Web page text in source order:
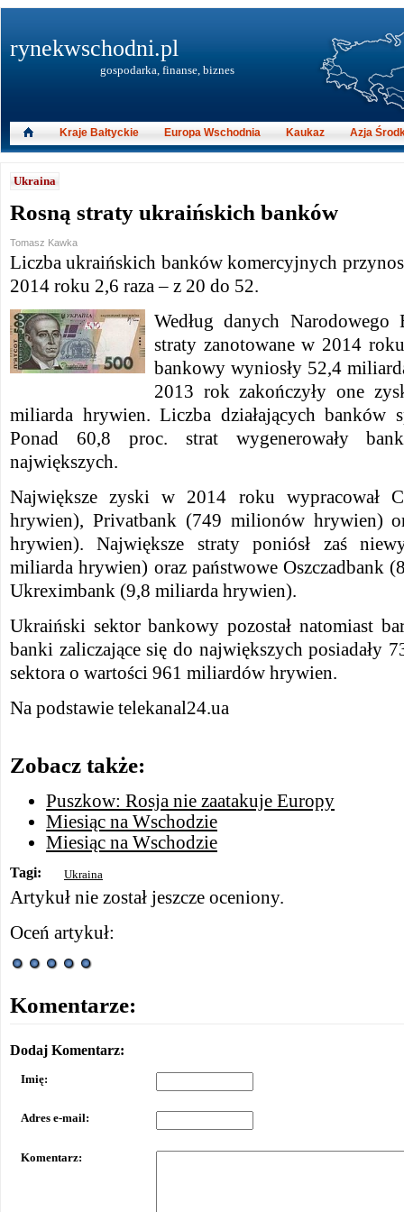
Ukraina
Rosną straty ukraińskich banków
Tomasz Kawka
Liczba ukraińskich banków komercyjnych
2014 roku 2,6 raza – z 20 do 52.
Według danych Narodowego
straty zanotowane w 2014
bankowy wyniosły 52,4
2013 rok zakończyły one
miliarda hrywien. Liczba działających banków
Ponad 60,8 proc. strat wygenerowały
największych.
Największe zyski w 2014 roku wypracował
hrywien), Privatbank (749 milionów hrywien)
hrywien). Największe straty poniósł zaś
miliarda hrywien) oraz państwowe Oszczadbank
Ukreximbank (9,8 miliarda hrywien).
Ukraiński sektor bankowy pozostał natomiast
banki zaliczające się do największych posiadały
sektora o wartości 961 miliardów hrywien.
Na podstawie telekanal24.ua
Zobacz także:
Puszkow: Rosja nie zaatakuje Europy
Miesiąc na Wschodzie
Miesiąc na Wschodzie
Tagi: Ukraina
Artykuł nie został jeszcze oceniony.
Oceń artykuł:
Komentarze:
Dodaj Komentarz:
Imię:
Adres e-mail:
Komentarz:
rynekwschodni.pl
gospodarka, finanse, biznes
Kraje Bałtyckie Europa Wschodnia Kaukaz Azja